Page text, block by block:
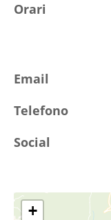
Orari
Email
Telefono
Social
+